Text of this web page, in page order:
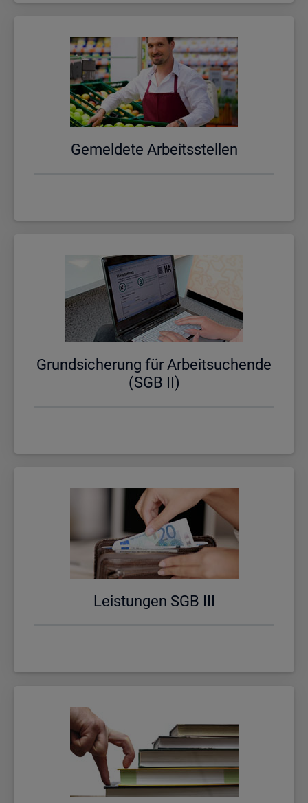
Ge­mel­de­te Ar­beits­stel­len
Grund­si­che­rung für Ar­beit­su­chen­de
(SGB II)
Leis­tun­gen SGB III